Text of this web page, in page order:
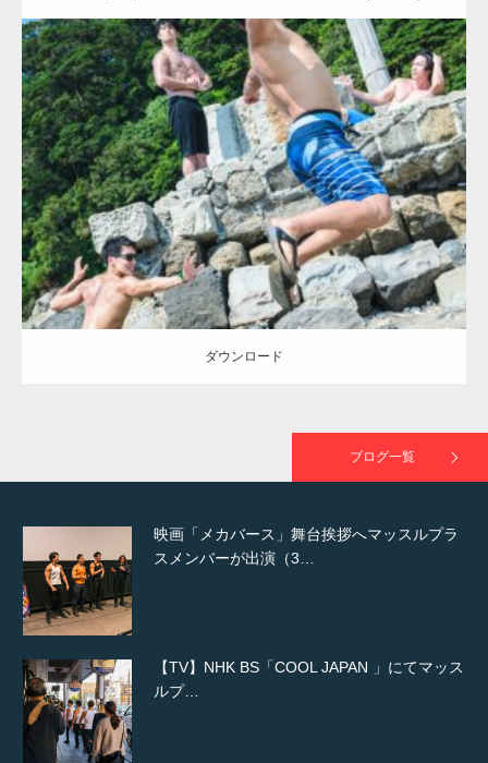
Update:2021.07.7
Category:海のマッチョ2 inori AKIHITO(細マッチョ) SOSUKE 外資系
筋肉 闘うマッチョ
ダウンロード
ダウンロード
ブログ一覧
ラスが紹介されま…
TOKYO FMラジオ番組「ONE MORNING」
で紹介さ…
NHK「所さん！事件ですよ」に取材されまし
た（6/8放送）
映画「メカバース」舞台挨拶へマッスルプラ
スメンバーが出演（3…
【TV】NHK BS「COOL JAPAN 」にてマッス
ルプ…